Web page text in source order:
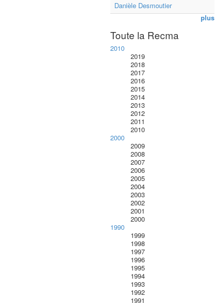
Danièle Desmoutier
plus
Toute la Recma
2010
2019
2018
2017
2016
2015
2014
2013
2012
2011
2010
2000
2009
2008
2007
2006
2005
2004
2003
2002
2001
2000
1990
1999
1998
1997
1996
1995
1994
1993
1992
1991